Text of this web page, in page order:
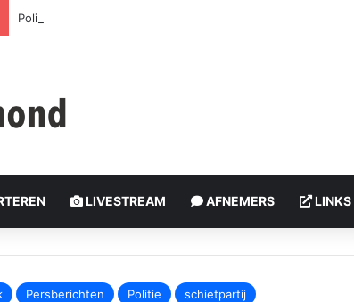
Politiemedewerker eenheid Rotterdam buiten functie gesteld
LIVESTREAM AFNEMERS LINKS
Persberichten Politie schietpartij